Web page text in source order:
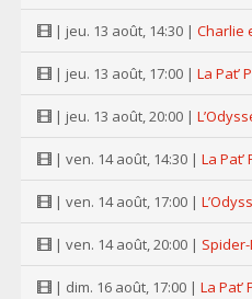
| jeu. 13 août, 14:30 | Charlie
| jeu. 13 août, 17:00 | La Pat’
| jeu. 13 août, 20:00 |
| ven. 14 août, 14:30 | La
| ven. 14 août, 17:00 |
| ven. 14 août, 20:00 |
| dim. 16 août, 17:00 | La